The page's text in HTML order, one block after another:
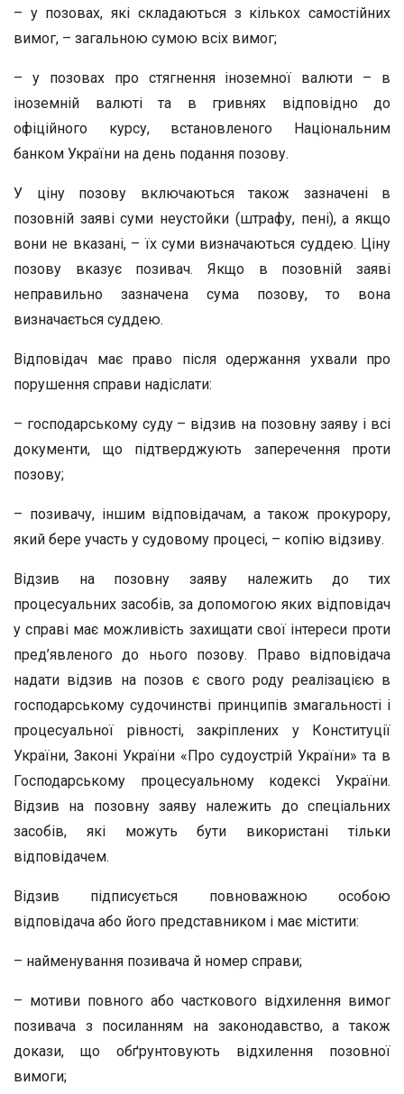
– у позовах, які складаються з кількох самостійних
вимог, – загальною сумою всіх вимог;
– у позовах про стягнення іноземної валюти – в
іноземній валюті та в гривнях відповідно до
офіційного курсу, встановленого Національним
банком України на день подання позову.
У ціну позову включаються також зазначені в
позовній заяві суми неустойки (штрафу, пені), а якщо
вони не вказані, – їх суми визначаються суддею. Ціну
позову вказує позивач. Якщо в позовній заяві
неправильно зазначена сума позову, то вона
визначається суддею.
Відповідач має право після одержання ухвали про
порушення справи надіслати:
– господарському суду – відзив на позовну заяву і всі
документи, що підтверджують заперечення проти
позову;
– позивачу, іншим відповідачам, а також прокурору,
який бере участь у судовому процесі, – копію відзиву.
Відзив на позовну заяву належить до тих
процесуальних засобів, за допомогою яких відповідач
у справі має можливість захищати свої інтереси проти
пред’явленого до нього позову. Право відповідача
надати відзив на позов є свого роду реалізацією в
господарському судочинстві принципів змагальності і
процесуальної рівності, закріплених у Конституції
України, Законі України «Про судоустрій України» та в
Господарському процесуальному кодексі України.
Відзив на позовну заяву належить до спеціальних
засобів, які можуть бути використані тільки
відповідачем.
Відзив підписується повноважною особою
відповідача або його представником і має містити:
– найменування позивача й номер справи;
– мотиви повного або часткового відхилення вимог
позивача з посиланням на законодавство, а також
докази, що обґрунтовують відхилення позовної
вимоги;